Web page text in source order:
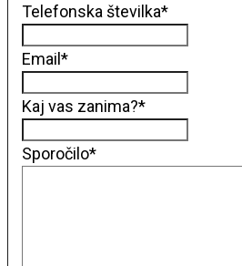
Telefonska številka*
Email *
Kaj vas zanima?*
Sporočilo*